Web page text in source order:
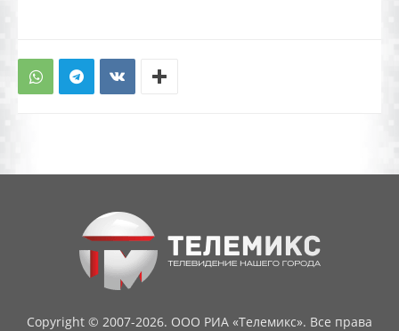
Copyright © 2007-2026. ООО РИА «Телемикс». Все права